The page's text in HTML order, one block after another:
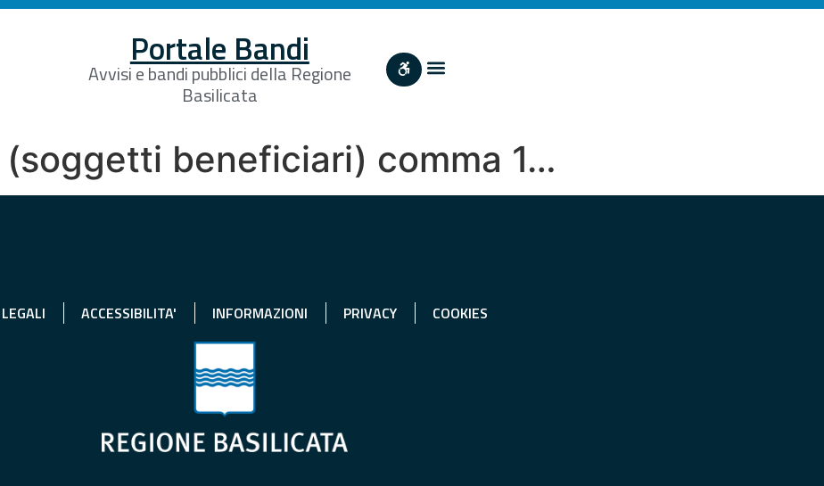
Portale Bandi
Avvisi e bandi pubblici della Regione
Basilicata
(soggetti beneficiari) comma 1…
ACCESSIBILITA' INFORMAZIONI PRIVACY COOKIES